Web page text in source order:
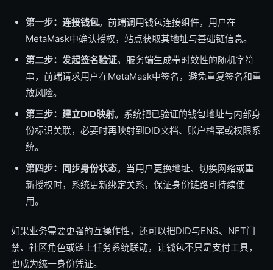
第一步：连接钱包。前端调用钱包连接组件，用户在
MetaMask中确认授权，站点获取其地址与基础链信息。
第二步：发起签名验证。服务端生成带时效性的随机字符
串，前端请求用户在MetaMask中签名，避免重复签名和重
放风险。
第三步：建立DID映射。系统把已验证的钱包地址与内部身
份标识关联，必要时再映射到DID文档、账户档案或权限系
统。
第四步：同步身份状态。当用户更换地址、切换网络或重
新授权时，系统更新绑定关系，保证身份链路可持续使
用。
如果业务需要更强的互操作性，还可以把DID与ENS、NFT门
禁、社区角色或链上任务系统联动，让钱包不只是支付工具，
也成为统一身份凭证。